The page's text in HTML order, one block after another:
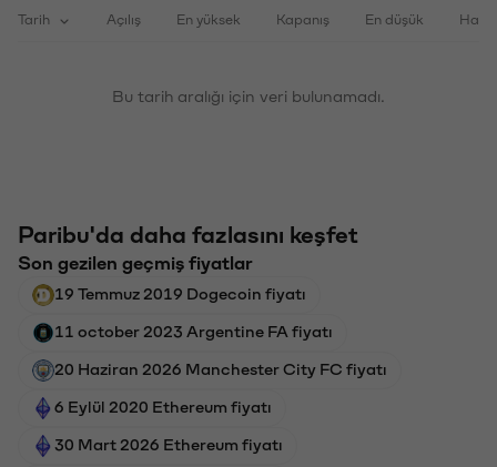
Tarih Açılış En yüksek Kapanış En düşük
Bu tarih aralığı için veri bulunamadı.
Paribu'da daha fazlasını keşfet
Son gezilen geçmiş fiyatlar
19 Temmuz 2019 Dogecoin fiyatı
11 october 2023 Argentine FA fiyatı
20 Haziran 2026 Manchester City FC fiyatı
6 Eylül 2020 Ethereum fiyatı
30 Mart 2026 Ethereum fiyatı